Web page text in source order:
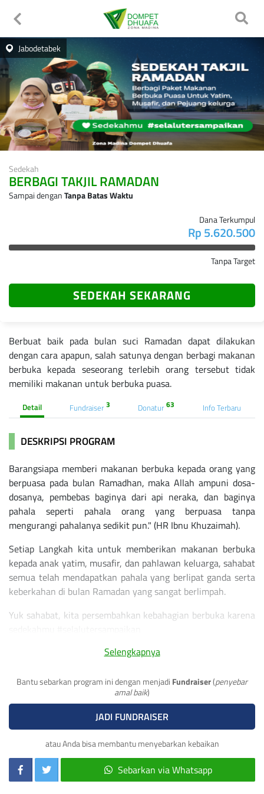
Jabodetabek
Sedekah
BERBAGI TAKJIL RAMADAN
Sampai denganTanpa Batas Waktu
Dana Terkumpul
Rp 5.620.500
Tanpa Target
SEDEKAH SEKARANG
Berbuat baik pada bulan suci Ramadan dapat dilakukan
dengan cara apapun, salah satunya dengan berbagi makanan
berbuka kepada seseorang terlebih orang tersebut tidak
memiliki makanan untuk berbuka puasa.
Detail Fundraiser 3 Donatur 63 Info Terbaru
DESKRIPSI PROGRAM
Barangsiapa memberi makanan berbuka kepada orang yang
berpuasa pada bulan Ramadhan, maka Allah ampuni dosa-
dosanya, pembebas baginya dari api neraka, dan baginya
pahala seperti pahala orang yang berpuasa tanpa
mengurangi pahalanya sedikit pun." (HR Ibnu Khuzaimah).
Setiap Langkah kita untuk memberikan makanan berbuka
kepada anak yatim, musafir, dan pahlawan keluarga, sahabat
semua telah mendapatkan pahala yang berlipat ganda serta
keberkahan di bulan Ramadan yang sangat berlimpah.
Yuk sahabat, kita persembahkan kebahagian berbuka karena
Selengkapnya
Bantu sebarkan program ini dengan menjadi Fundraiser(penyebar
amal baik)
JADI FUNDRAISER
atau Anda bisa membantu menyebarkan kebaikan
Sebarkan via Whatsapp